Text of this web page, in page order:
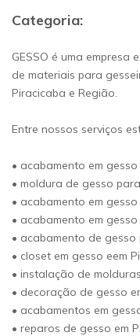
Categoria:
GESSO é uma empresa
de materiais para
Piracicaba e Região.
Entre nossos serviços
• acabamento em
• moldura de gesso
• acabamento em
• acabamento em
• acabamento de
• closet em gesso eem
• instalação de
• decoração de gesso
• acabamentos em
• reparos de gesso em